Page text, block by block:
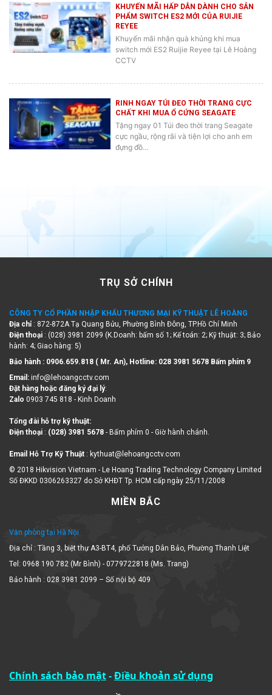
PHẨM SWITCH ES2 MỚI CỦA RUIJIE
REYEE
Khuyến mãi nhận quà khủng khi mua
switch mới ES2 Ruijie Reyee tại Lê Hoàng
CCTV
CHẤT KHI MUA Ổ CỨNG SEAGATE
Tặng ngay 01 Túi đeo thời trang Seagate
cực ngầu, rộng rãi và tiện lợi cho anh em
đựng đồ…
TRỤ SỞ CHÍNH
Địa chỉ : 872-872A Tạ Quang Bửu, Phường Bình Đông, TP.Hồ Chí Minh
Điện thoại : (028) 3981 2099 (K.Doanh: bấm số 1; Kế toán: 2; Kỹ thuật: 3; Bảo
hành: 4; Giao hàng: 5)
Đặt hàng hoặc đăng ký đại lý:
Zalo 0903 745 818 - Kinh Doanh
Điện thoại:(028) 3981 5678
Số ĐKKD 0306263327 do Sở KHĐT Tp. HCM cấp ngày 25/11/2008
MIỀN BẮC
Văn phòng tại Hà Nội
Địa chỉ : Tầng 3, biệt thự A3-BT4, phố Tưởng Dân Bảo, Phường Thanh Liệt
Tel: 0968 190 782 (Mr Bình) - 0779722818 (Ms. Trang)
Bảo hành : 028 3981 2099 – Số nội bộ 409
Chính sách bảo mật Điều khoản sử dụng
MIỀN TRUNG